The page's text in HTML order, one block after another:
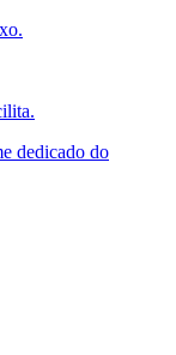
dedicado do